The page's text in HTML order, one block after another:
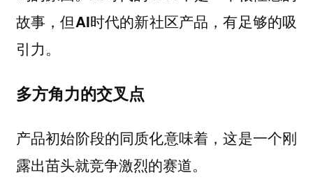
故事，但AI时代的新社区产品，有足够的吸
引力。
多方角力的交叉点
产品初始阶段的同质化意味着，这是一个刚
露出苗头就竞争激烈的赛道。